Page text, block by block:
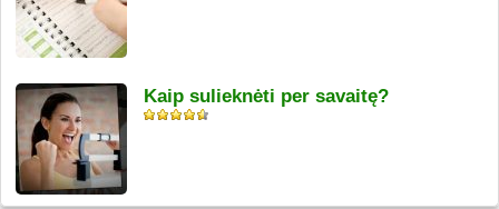
Kaip sulieknėti per savaitę?